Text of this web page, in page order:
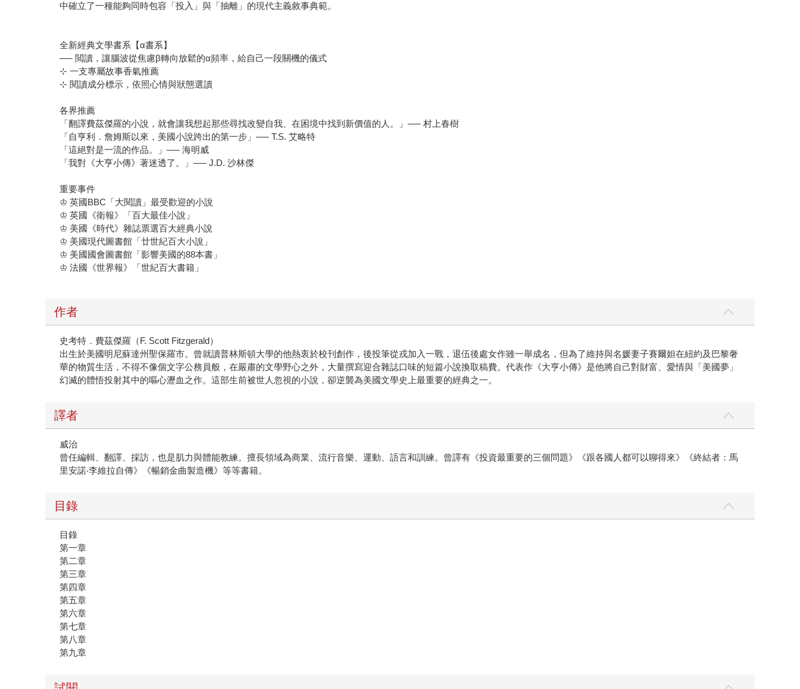
中確立了一種能夠同時包容「投入」與「抽離」的現代主義敘事典範。
全新經典文學書系【α書系】
── 閲讀，讓腦波從焦慮β轉向放鬆的α頻率，給自己一段關機的儀式
⊹ 一支專屬故事香氣推薦
⊹ 閱讀成分標示，依照心情與狀態選讀
各界推薦
「翻譯費茲傑羅的小說，就會讓我想起那些尋找改變自我、在困境中找到新價值的人。」── 村上春樹
「自亨利．詹姆斯以來，美國小說跨出的第一步」── T.S. 艾略特
「這絕對是一流的作品。」── 海明威
「我對《大亨小傳》著迷透了。」── J.D. 沙林傑
重要事件
♔ 英國BBC「大閱讀」最受歡迎的小說
♔ 英國《衛報》「百大最佳小說」
♔ 美國《時代》雜誌票選百大經典小說
♔ 美國現代圖書館「廿世紀百大小說」
♔ 美國國會圖書館「影響美國的88本書」
♔ 法國《世界報》「世紀百大書籍」
作者
史考特．費茲傑羅（F. Scott Fitzgerald）
出生於美國明尼蘇達州聖保羅市。曾就讀普林斯頓大學的他熱衷於校刊創作，後投筆從戎加入一戰，退伍後處女作雖一舉成名，但為了維持與名媛妻子賽爾妲在紐約及巴黎奢
華的物質生活，不得不像個文字公務員般，在嚴肅的文學野心之外，大量撰寫迎合雜誌口味的短篇小說換取稿費。代表作《大亨小傳》是他將自己對財富、愛情與「美國夢」
幻滅的體悟投射其中的嘔心瀝血之作。這部生前被世人忽視的小說，卻逆襲為美國文學史上最重要的經典之一。
譯者
威治
曾任編輯、翻譯、採訪，也是肌力與體能教練。擅長領域為商業、流行音樂、運動、語言和訓練。曾譯有《投資最重要的三個問題》《跟各國人都可以聊得來》《終結者：馬
里安諾‧李維拉自傳》《暢銷金曲製造機》等等書籍。
目錄
目錄
第一章
第二章
第三章
第四章
第五章
第六章
第七章
第八章
第九章